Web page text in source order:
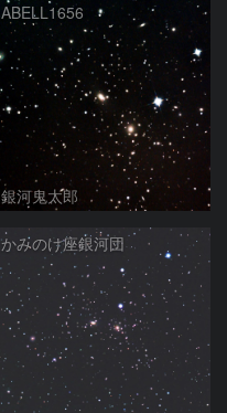
ABELL1656
銀河鬼太郎
かみのけ座銀河団